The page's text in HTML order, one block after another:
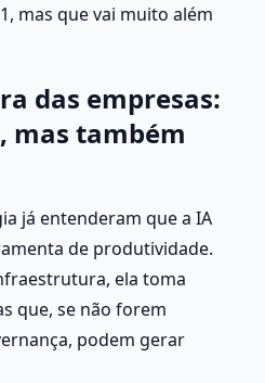
mas que vai muito além
das empresas:
mas também
já entenderam que a IA
de produtividade.
ela toma
que, se não forem
podem gerar